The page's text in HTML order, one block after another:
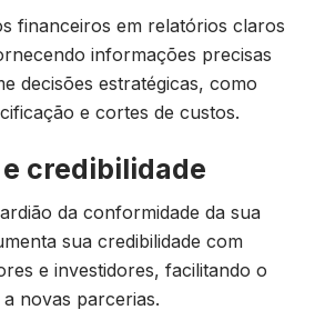
financeiros em relatórios claros
informações precisas
decisões estratégicas, como
e cortes de custos.
credibilidade
da conformidade da sua
sua credibilidade com
e investidores, facilitando o
novas parcerias.